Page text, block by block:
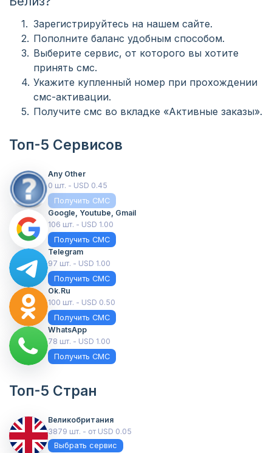
Зарегистрируйтесь на нашем сайте.
Пополните баланс удобным способом.
Выберите сервис, от которого вы хотите
принять смс.
Укажите купленный номер при прохождении
смс-активации.
Получите смс во вкладке «Активные заказы».
Топ-5 Сервисов
Any Other
0 шт. - USD 0.45
Получить СМС
Google, Youtube, Gmail
106 шт. - USD 1.00
Получить СМС
Telegram
97 шт. - USD 1.00
Получить СМС
Ok.ru
100 шт. - USD 0.50
Получить СМС
WhatsApp
78 шт. - USD 1.00
Получить СМС
Топ-5 Стран
Великобритания
3879 шт. - от USD 0.05
Выбрать сервис